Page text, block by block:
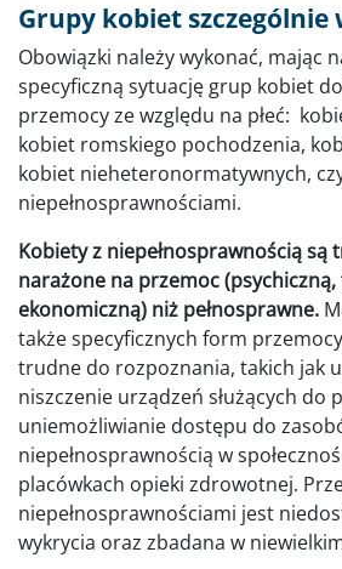
Grupy kobiet
Obowiązki należy wykonać, mając
specyficzną sytuację grup kobiet
przemocy ze względu na płeć:
kobiet romskiego pochodzenia,
kobiet nieheteronormatywnych,
niepełnosprawnościami.
Kobiety z niepełnosprawnością
narażone na przemoc (psychiczną,
ekonomiczną) niż pełnosprawne.
także specyficznych form
trudne do rozpoznania, takich jak
niszczenie urządzeń służących do
uniemożliwianie dostępu do
niepełnosprawnością w
placówkach opieki zdrowotnej.
niepełnosprawnościami jest
wykrycia oraz zbadana w